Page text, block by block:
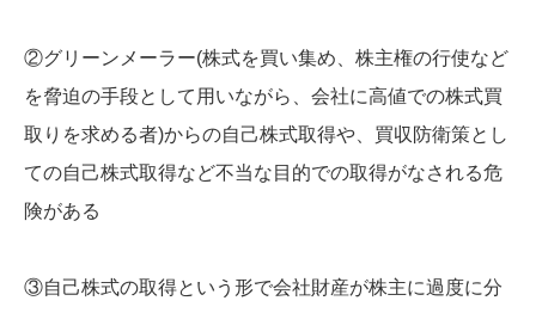
②グリーンメーラー(株式を買い集め、株主権の行使など
を脅迫の手段として用いながら、会社に高値での株式買
取りを求める者)からの自己株式取得や、買収防衛策とし
ての自己株式取得など不当な目的での取得がなされる危
険がある
③自己株式の取得という形で会社財産が株主に過度に分